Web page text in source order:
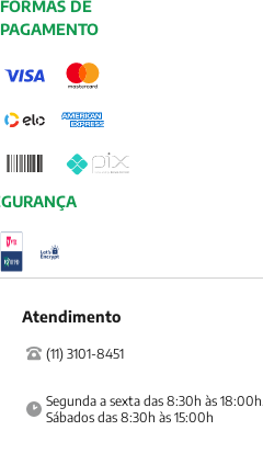
FORMAS DE
PAGAMENTO
Atendimento
(11) 3101-8451
Segunda a sexta das 8:30h às 18:00h.
Sábados das 8:30h às 15:00h